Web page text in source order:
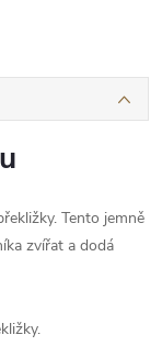
Tento jemně
zvířat a dodá